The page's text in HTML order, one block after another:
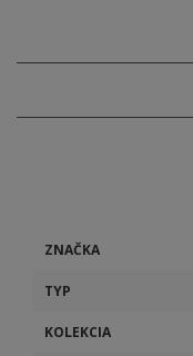
ZNAČKA
TYP
KOLEKCIA